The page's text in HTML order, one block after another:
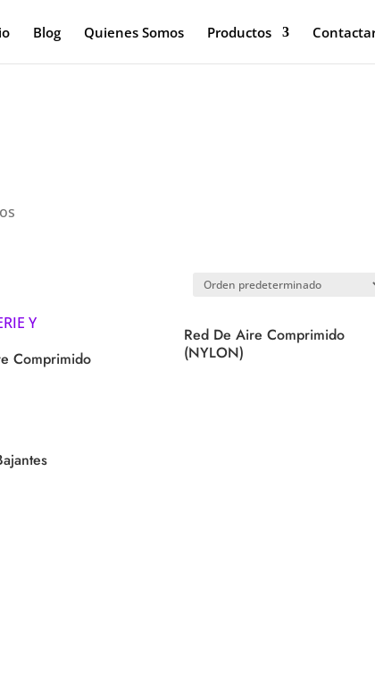
Blog Quienes Somos Productos
Comprimido
Red De Aire Comprimido
(NYLON)